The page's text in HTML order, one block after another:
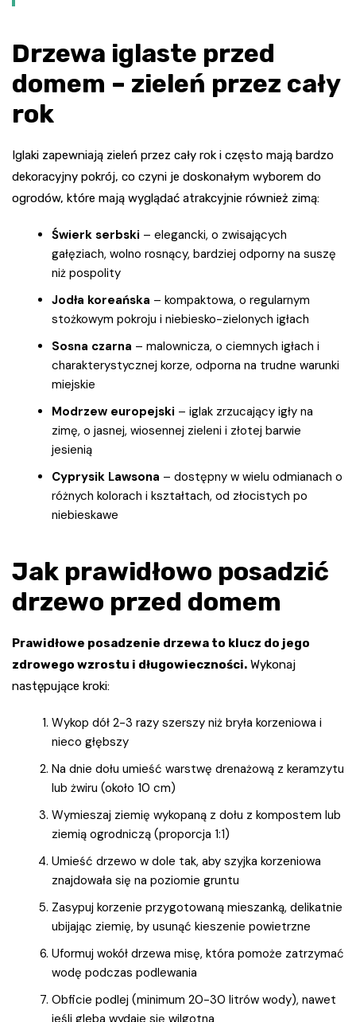
Drzewa iglaste przed
domem – zieleń przez cały
rok
Iglaki zapewniają zieleń przez cały rok i często mają bardzo
dekoracyjny pokrój, co czyni je doskonałym wyborem do
ogrodów, które mają wyglądać atrakcyjnie również zimą:
Świerk serbski – elegancki, o zwisających
gałęziach, wolno rosnący, bardziej odporny na suszę
niż pospolity
Jodła koreańska – kompaktowa, o regularnym
stożkowym pokroju i niebiesko-zielonych igłach
Sosna czarna – malownicza, o ciemnych igłach i
charakterystycznej korze, odporna na trudne warunki
miejskie
Modrzew europejski – iglak zrzucający igły na
zimę, o jasnej, wiosennej zieleni i złotej barwie
jesienią
Cyprysik Lawsona – dostępny w wielu odmianach o
różnych kolorach i kształtach, od złocistych po
niebieskawe
Jak prawidłowo posadzić
drzewo przed domem
Prawidłowe posadzenie drzewa to klucz do jego
zdrowego wzrostu i długowieczności. Wykonaj
następujące kroki:
Wykop dół 2-3 razy szerszy niż bryła korzeniowa i
nieco głębszy
Na dnie dołu umieść warstwę drenażową z keramzytu
lub żwiru (około 10 cm)
Wymieszaj ziemię wykopaną z dołu z kompostem lub
ziemią ogrodniczą (proporcja 1:1)
Umieść drzewo w dole tak, aby szyjka korzeniowa
znajdowała się na poziomie gruntu
Zasypuj korzenie przygotowaną mieszanką, delikatnie
ubijając ziemię, by usunąć kieszenie powietrzne
Uformuj wokół drzewa misę, która pomoże zatrzymać
wodę podczas podlewania
Obficie podlej (minimum 20-30 litrów wody), nawet